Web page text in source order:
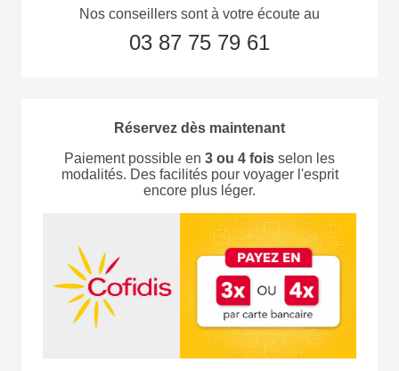
Nos conseillers sont à votre écoute au
03 87 75 79 61
Réservez dès maintenant
Paiement possible en 3 ou 4 fois selon les
modalités. Des facilités pour voyager l'esprit
encore plus léger.